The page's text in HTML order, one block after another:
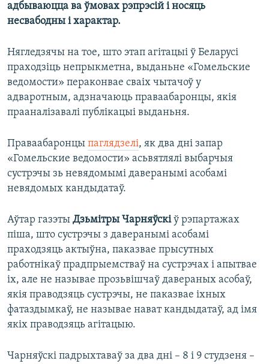
адбываюцца ва ўмовах рэпрэсій і носяць
несвабодны і характар.
Нягледзячы на тое, што этап агітацыі ў Беларусі
праходзіць непрыкметна, выданьне «Гомельские
ведомости» пераконвае сваіх чытачоў у
адваротным, адзначаюць праваабаронцы, якія
прааналізавалі публікацыі выданьня.
Праваабаронцы паглядзелі, як два дні запар
«Гомельские ведомости» асьвятлялі выбарчыя
сустрэчы зь невядомымі даверанымі асобамі
невядомых кандыдатаў.
Аўтар газэты Дзьмітры Чарняўскіў рэпартажах
піша, што сустрэчы з даверанымі асобамі
праходзяць актыўна, паказвае прысутных
работнікаў прадпрыемстваў на сустрэчах і апытвае
іх, але не называе прозьвішчаў давераных асобаў,
якія праводзяць сустрэчы, не паказвае іхных
фатаздымкаў, не называе нават кандыдатаў, ад імя
якіх праводзяць агітацыю.
Чарняўскі падрыхтаваў за два дні – 8 і 9 студзеня –